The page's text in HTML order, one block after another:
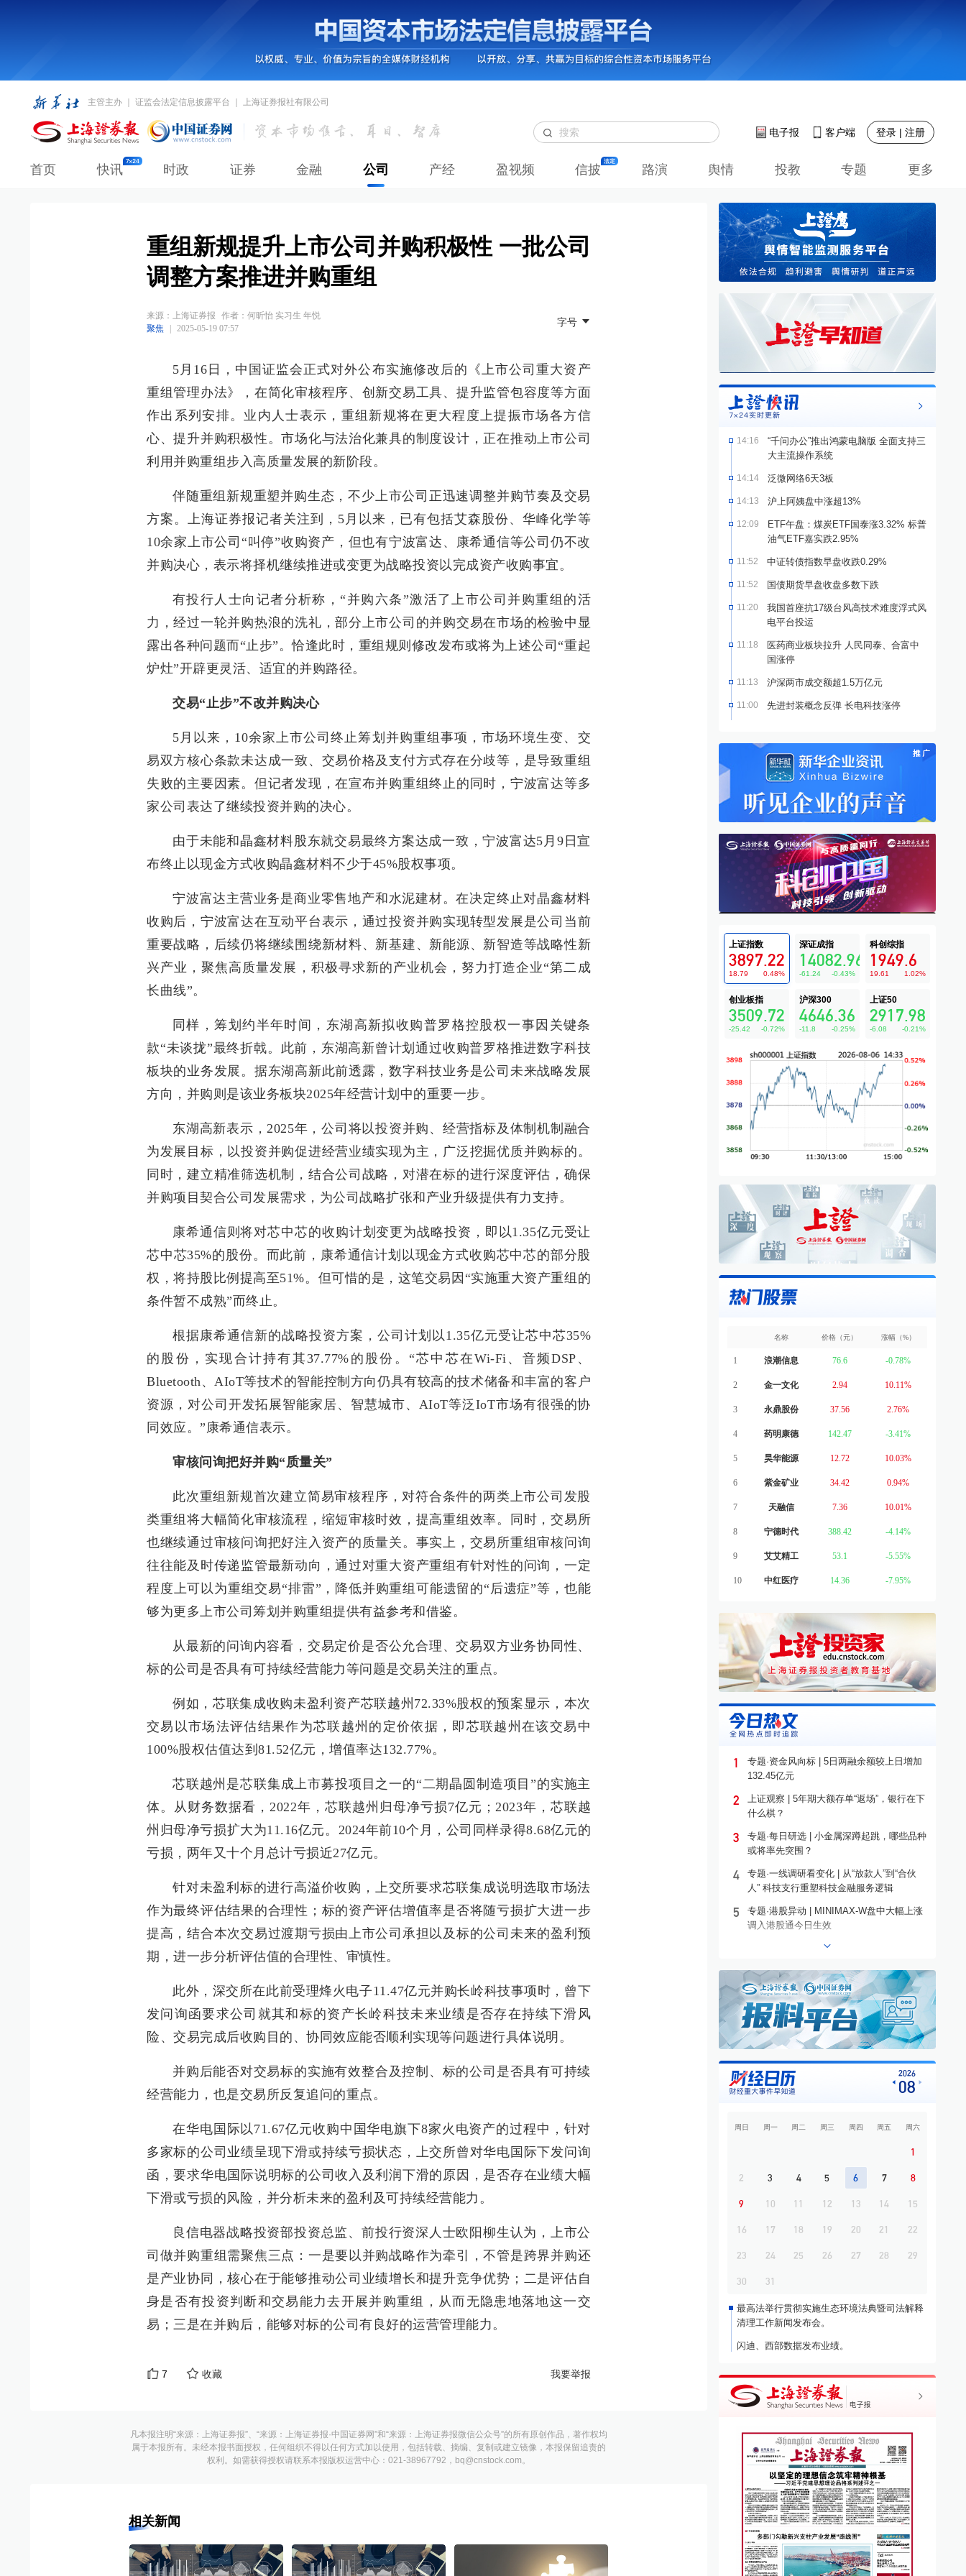
主管主办 ｜ 证监会法定信息披露平台 ｜ 上海证券报社有限公司
电子报 客户端 登录 | 注册
首页 快讯 时政 证券 金融 公司 产经 盈视频 信披 路演 舆情 投教 专题 更多
重组新规提升上市公司并购积极性 一批公司
调整方案推进并购重组
来源： 上海证券报
作者：何昕怡 实习生 年悦
聚焦
2025-05-19 07:57
字号
5月16日，中国证监会正式对外公布实施修改后的《上市公司重大资产
重组管理办法》，在简化审核程序、创新交易工具、提升监管包容度等方面
作出系列安排。业内人士表示，重组新规将在更大程度上提振市场各方信
心、提升并购积极性。市场化与法治化兼具的制度设计，正在推动上市公司
利用并购重组步入高质量发展的新阶段。
伴随重组新规重塑并购生态，不少上市公司正迅速调整并购节奏及交易
方案。上海证券报记者关注到，5月以来，已有包括艾森股份、华峰化学等
10余家上市公司“叫停”收购资产，但也有宁波富达、康希通信等公司仍不改
并购决心，表示将择机继续推进或变更为战略投资以完成资产收购事宜。
有投行人士向记者分析称，“并购六条”激活了上市公司并购重组的活
力，经过一轮并购热浪的洗礼，部分上市公司的并购交易在市场的检验中显
露出各种问题而“止步”。恰逢此时，重组规则修改发布或将为上述公司“重起
炉灶”开辟更灵活、适宜的并购路径。
交易“止步”不改并购决心
5月以来，10余家上市公司终止筹划并购重组事项，市场环境生变、交
易双方核心条款未达成一致、交易价格及支付方式存在分歧等，是导致重组
失败的主要因素。但记者发现，在宣布并购重组终止的同时，宁波富达等多
家公司表达了继续投资并购的决心。
由于未能和晶鑫材料股东就交易最终方案达成一致，宁波富达5月9日宣
布终止以现金方式收购晶鑫材料不少于45%股权事项。
宁波富达主营业务是商业零售地产和水泥建材。在决定终止对晶鑫材料
收购后，宁波富达在互动平台表示，通过投资并购实现转型发展是公司当前
重要战略，后续仍将继续围绕新材料、新基建、新能源、新智造等战略性新
兴产业，聚焦高质量发展，积极寻求新的产业机会，努力打造企业“第二成
长曲线”。
同样，筹划约半年时间，东湖高新拟收购普罗格控股权一事因关键条
款“未谈拢”最终折戟。此前，东湖高新曾计划通过收购普罗格推进数字科技
板块的业务发展。据东湖高新此前透露，数字科技业务是公司未来战略发展
方向，并购则是该业务板块2025年经营计划中的重要一步。
东湖高新表示，2025年，公司将以投资并购、经营指标及体制机制融合
为发展目标，以投资并购促进经营业绩实现为主，广泛挖掘优质并购标的。
同时，建立精准筛选机制，结合公司战略，对潜在标的进行深度评估，确保
并购项目契合公司发展需求，为公司战略扩张和产业升级提供有力支持。
康希通信则将对芯中芯的收购计划变更为战略投资，即以1.35亿元受让
芯中芯35%的股份。而此前，康希通信计划以现金方式收购芯中芯的部分股
权，将持股比例提高至51%。但可惜的是，这笔交易因“实施重大资产重组的
条件暂不成熟”而终止。
根据康希通信新的战略投资方案，公司计划以1.35亿元受让芯中芯35%
的股份，实现合计持有其37.77%的股份。“芯中芯在Wi-Fi、音频DSP、
Bluetooth、AIoT等技术的智能控制方向仍具有较高的技术储备和丰富的客户
资源，对公司开发拓展智能家居、智慧城市、AIoT等泛IoT市场有很强的协
同效应。”康希通信表示。
审核问询把好并购“质量关”
此次重组新规首次建立简易审核程序，对符合条件的两类上市公司发股
类重组将大幅简化审核流程，缩短审核时效，提高重组效率。同时，交易所
也继续通过审核问询把好注入资产的质量关。事实上，交易所重组审核问询
往往能及时传递监管最新动向，通过对重大资产重组有针对性的问询，一定
程度上可以为重组交易“排雷”，降低并购重组可能遗留的“后遗症”等，也能
够为更多上市公司筹划并购重组提供有益参考和借鉴。
从最新的问询内容看，交易定价是否公允合理、交易双方业务协同性、
标的公司是否具有可持续经营能力等问题是交易关注的重点。
例如，芯联集成收购未盈利资产芯联越州72.33%股权的预案显示，本次
交易以市场法评估结果作为芯联越州的定价依据，即芯联越州在该交易中
100%股权估值达到81.52亿元，增值率达132.77%。
芯联越州是芯联集成上市募投项目之一的“二期晶圆制造项目”的实施主
体。从财务数据看，2022年，芯联越州归母净亏损7亿元；2023年，芯联越
州归母净亏损扩大为11.16亿元。2024年前10个月，公司同样录得8.68亿元的
亏损，两年又十个月总计亏损近27亿元。
针对未盈利标的进行高溢价收购，上交所要求芯联集成说明选取市场法
作为最终评估结果的合理性；标的资产评估增值率是否将随亏损扩大进一步
提高，结合本次交易过渡期亏损由上市公司承担以及标的公司未来的盈利预
期，进一步分析评估值的合理性、审慎性。
此外，深交所在此前受理烽火电子11.47亿元并购长岭科技事项时，曾下
发问询函要求公司就其和标的资产长岭科技未来业绩是否存在持续下滑风
险、交易完成后收购目的、协同效应能否顺利实现等问题进行具体说明。
并购后能否对交易标的实施有效整合及控制、标的公司是否具有可持续
经营能力，也是交易所反复追问的重点。
在华电国际以71.67亿元收购中国华电旗下8家火电资产的过程中，针对
多家标的公司业绩呈现下滑或持续亏损状态，上交所曾对华电国际下发问询
函，要求华电国际说明标的公司收入及利润下滑的原因，是否存在业绩大幅
下滑或亏损的风险，并分析未来的盈利及可持续经营能力。
良信电器战略投资部投资总监、前投行资深人士欧阳柳生认为，上市公
司做并购重组需聚焦三点：一是要以并购战略作为牵引，不管是跨界并购还
是产业协同，核心在于能够推动公司业绩增长和提升竞争优势；二是评估自
身是否有投资判断和交易能力去开展并购重组，从而无隐患地落地这一交
易；三是在并购后，能够对标的公司有良好的运营管理能力。
7 收藏 我要举报
凡本报注明“来源：上海证券报”、“来源：上海证券报·中国证券网”和“来源：上海证券报微信公众号”的所有原创作品，著作权均
属于本报所有。未经本报书面授权，任何组织不得以任何方式加以使用，包括转载、摘编、复制或建立镜像，本报保留追责的
权利。如需获得授权请联系本报版权运营中心：021-38967792，bq@cnstock.com。
相关新闻
14:16
“千问办公”推出鸿蒙电脑版 全面支持三
大主流操作系统
14:14 泛微网络6天3板
14:13 沪上阿姨盘中涨超13%
12:09
ETF午盘：煤炭ETF国泰涨3.32% 标普
油气ETF嘉实跌2.95%
11:52 中证转债指数早盘收跌0.29%
11:52 国债期货早盘收盘多数下跌
11:20
我国首座抗17级台风高技术难度浮式风
电平台投运
11:18
医药商业板块拉升 人民同泰、合富中
国涨停
11:13 沪深两市成交额超1.5万亿元
11:00 先进封装概念反弹 长电科技涨停
上证指数
3897.22
18.79 0.48%
深证成指
14082.96
-61.24 -0.43%
科创综指
1949.6
19.61 1.02%
创业板指
3509.72
-25.42 -0.72%
沪深300
4646.36
-11.8 -0.25%
上证50
2917.98
-6.08 -0.21%
名称 价格（元） 涨幅（%）
1 浪潮信息 76.6 -0.78%
2 金一文化 2.94 10.11%
3 永鼎股份 37.56 2.76%
4 药明康德 142.47 -3.41%
5 昊华能源 12.72 10.03%
6 紫金矿业 34.42 0.94%
7 天融信 7.36 10.01%
8 宁德时代 388.42 -4.14%
9 艾艾精工 53.1 -5.55%
10 中红医疗 14.36 -7.95%
1
专题·资金风向标 | 5日两融余额较上日增加
132.45亿元
2
上证观察 | 5年期大额存单“返场”，银行在下
什么棋？
3
专题·每日研选 | 小金属深蹲起跳，哪些品种
或将率先突围？
4
专题·一线调研看变化 | 从“放款人”到“合伙
人” 科技支行重塑科技金融服务逻辑
5
专题·港股异动 | MINIMAX-W盘中大幅上涨
调入港股通今日生效
专题·个股异动 | 603221，10连板
7
专题·国际晨讯 | 闪迪、西部数据美股盘后大
跌 黄金强势反弹
8 开盘必读
9
专题·中东战云 | 伊朗称与阿曼接近达成协议
海峡现有两条航道将关闭
10 2026半年报专题 | 锂电企业上半年业绩高速
增长 下半年排产预期强劲
2026
08
周日 周一 周二 周三 周四 周五 周六
1
2 3 4 5 6 7 8
9 10 11 12 13 14 15
16 17 18 19 20 21 22
23 24 25 26 27 28 29
30 31
最高法举行贯彻实施生态环境法典暨司法解释
清理工作新闻发布会。
闪迪、西部数据发布业绩。